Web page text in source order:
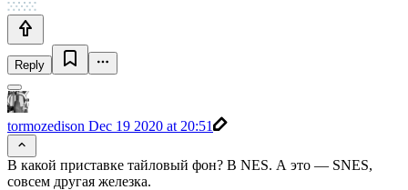
Reply
tormozedison Dec 19 2020 at 20:51
В какой приставке тайловый фон? В NES. А это — SNES,
совсем другая железка.